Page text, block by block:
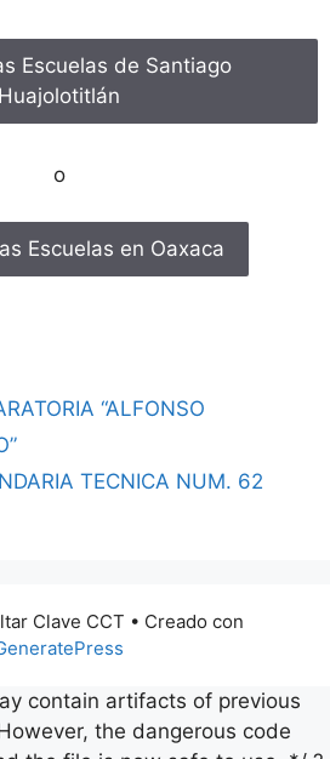
Escuelas de Santiago
Huajolotitlán
o
Escuelas en Oaxaca
“ALFONSO
TECNICA NUM. 62
Clave CCT • Creado con
contain artifacts of previous
the dangerous code